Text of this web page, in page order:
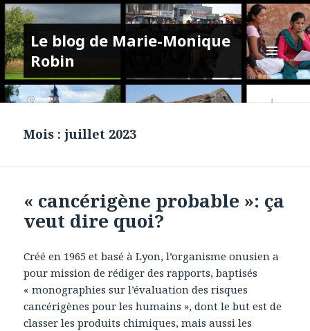
Le blog de Marie-Monique
Robin
MENU
ET
Mois :juillet 2023
« cancérigène probable »: ça
veut dire quoi?
Créé en 1965 et basé à Lyon, l’organisme onusien a
pour mission de rédiger des rapports, baptisés
« monographies sur l’évaluation des risques
cancérigènes pour les humains », dont le but est de
classer les produits chimiques, mais aussi les